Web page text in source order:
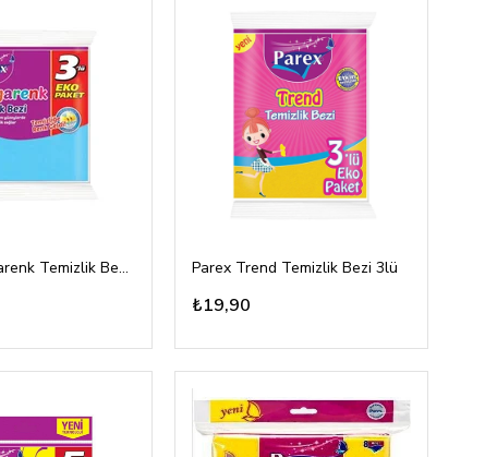
Parex Rengarenk Temizlik Bezi 3lü Parex Trend Temizlik Bezi 3lü
₺19,90